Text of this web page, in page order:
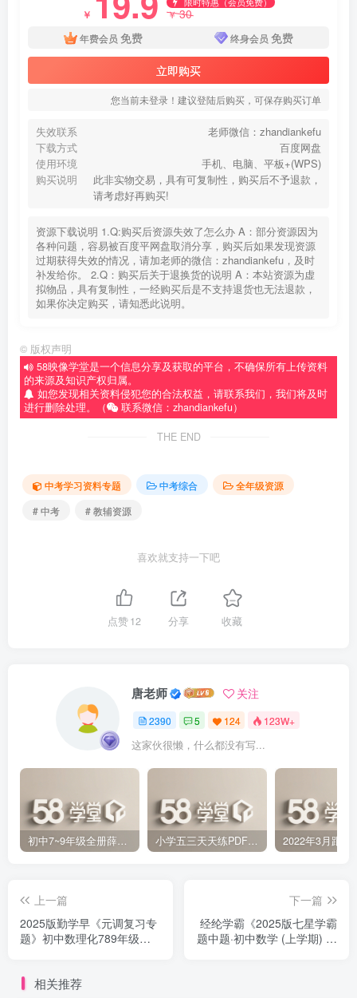
￥ ￥30
年费会员 免费 终身会员 免费
立即购买
您当前未登录！建议登陆后购买，可保存购买订单
失效联系
老师微信：zhandiankefu
下载方式
百度网盘
使用环境
手机、电脑、平板+(WPS)
购买说明
此非实物交易，具有可复制性，购买后不予退款，
请考虑好再购买!
资源下载说明 1.Q:购买后资源失效了怎么办 A：部分资源因为
各种问题，容易被百度平网盘取消分享，购买后如果发现资源
过期获得失效的情况，请加老师的微信：zhandiankefu，及时
补发给你。 2.Q：购买后关于退换货的说明 A：本站资源为虚
拟物品，具有复制性，一经购买后是不支持退货也无法退款，
如果你决定购买，请知悉此说明。
© 版权声明
58映像学堂是一个信息分享及获取的平台，不确保所有上传资料
的来源及知识产权归属。
如您发现相关资料侵犯您的合法权益，请联系我们，我们将及时
进行删除处理。（
联系微信：zhandiankefu）
THE END
中考学习资料专题 中考综合
全年级资源
# 中考
# 教辅资源
喜欢就支持一下吧
点赞12 分享 收藏
唐老师 关注
2390 5 124 123W+
这家伙很懒，什么都没有写...
初中7~9年级全册薛金星中学教材全解PDF 百度网盘分享下载 小学五三天天练PDF（压缩打包）百度网盘分享下载
上一篇
2025版勤学早《元调复习专
题》初中数理化789年级百
下一篇
经纶学霸《2025版七星学霸
题中题·初中数学 (上学期) 》
相关推荐